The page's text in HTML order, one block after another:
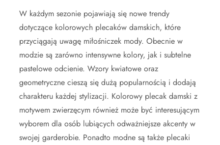
W każdym sezonie pojawiają się nowe trendy
dotyczące kolorowych plecaków damskich, które
przyciągają uwagę miłośniczek mody. Obecnie w
modzie są zarówno intensywne kolory, jak i subtelne
pastelowe odcienie. Wzory kwiatowe oraz
geometryczne cieszą się dużą popularnością i dodają
charakteru każdej stylizacji. Kolorowy plecak damski z
motywem zwierzęcym również może być interesującym
wyborem dla osób lubiących odważniejsze akcenty w
swojej garderobie. Ponadto modne są także plecaki